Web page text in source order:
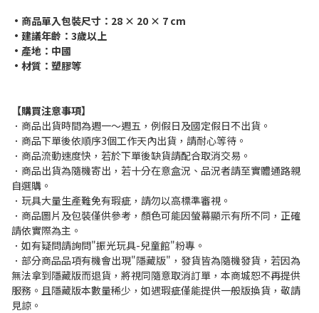
•商品單入包裝尺寸：28 × 20 × 7 cm
•建議年齡：3歲以上
•產地：中國
•材質：塑膠等
【購買注意事項】
．商品出貨時間為週一～週五，例假日及國定假日不出貨。
．商品下單後依順序3個工作天內出貨，請耐心等待。
．商品流動速度快，若於下單後缺貨請配合取消交易。
．商品出貨為隨機寄出，若十分在意盒況、品況者請至實體通路親
自選購。
．玩具大量生產難免有瑕疵，請勿以高標準審視。
．商品圖片及包裝僅供參考，顏色可能因螢幕顯示有所不同，正確
請依實際為主。
．如有疑問請詢問"振光玩具-兒童館"粉專。
．部分商品品項有機會出現"隱藏版"，發貨皆為隨機發貨，若因為
無法拿到隱藏版而退貨，將視同隨意取消訂單，本商城恕不再提供
服務。且隱藏版本數量稀少，如遇瑕疵僅能提供一般版換貨，敬請
見諒。